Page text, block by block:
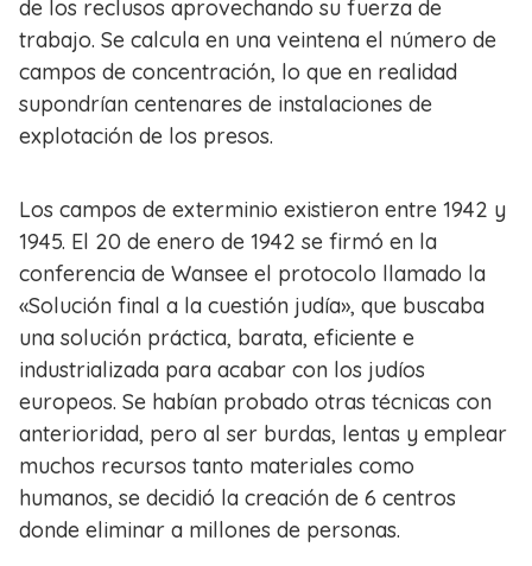
de los reclusos aprovechando su fuerza de
trabajo. Se calcula en una veintena el número de
campos de concentración, lo que en realidad
supondrían centenares de instalaciones de
explotación de los presos.
Los campos de exterminio existieron entre 1942 y
1945. El 20 de enero de 1942 se firmó en la
conferencia de Wansee el protocolo llamado la
«Solución final a la cuestión judía», que buscaba
una solución práctica, barata, eficiente e
industrializada para acabar con los judíos
europeos. Se habían probado otras técnicas con
anterioridad, pero al ser burdas, lentas y emplear
muchos recursos tanto materiales como
humanos, se decidió la creación de 6 centros
donde eliminar a millones de personas.